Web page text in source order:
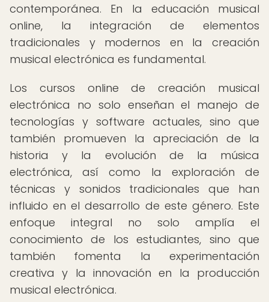
contemporánea. En la educación musical
online, la integración de elementos
tradicionales y modernos en la creación
musical electrónica es fundamental.
Los cursos online de creación musical
electrónica no solo enseñan el manejo de
tecnologías y software actuales, sino que
también promueven la apreciación de la
historia y la evolución de la música
electrónica, así como la exploración de
técnicas y sonidos tradicionales que han
influido en el desarrollo de este género. Este
enfoque integral no solo amplía el
conocimiento de los estudiantes, sino que
también fomenta la experimentación
creativa y la innovación en la producción
musical electrónica.